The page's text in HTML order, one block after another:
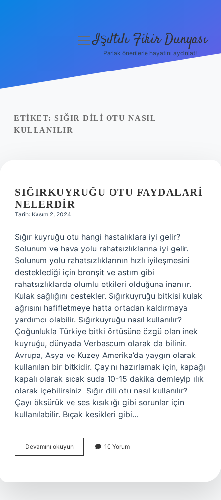
Yasal Uyarı
menüyüIşıltılı Fikir Dünyası
Parlak önerilerle hayatını aydınlat!
ETIKET: SIĞIR DILI OTU NASIL
KULLANILIR
SIĞIRKUYRUĞU OTU FAYDALARI
NELERDIR
Tarih: Kasım 2, 2024
Sığır kuyruğu otu hangi hastalıklara iyi gelir?
Solunum ve hava yolu rahatsızlıklarına iyi gelir.
Solunum yolu rahatsızlıklarının hızlı iyileşmesini
desteklediği için bronşit ve astım gibi
rahatsızlıklarda olumlu etkileri olduğuna inanılır.
Kulak sağlığını destekler. Sığırkuyruğu bitkisi kulak
ağrısını hafifletmeye hatta ortadan kaldırmaya
yardımcı olabilir. Sığırkuyruğu nasıl kullanılır?
Çoğunlukla Türkiye bitki örtüsüne özgü olan inek
kuyruğu, dünyada Verbascum olarak da bilinir.
Avrupa, Asya ve Kuzey Amerika’da yaygın olarak
kullanılan bir bitkidir. Çayını hazırlamak için, kapağı
kapalı olarak sıcak suda 10-15 dakika demleyip ılık
olarak içebilirsiniz. Sığır dili otu nasıl kullanılır?
Çayı öksürük ve ses kısıklığı gibi sorunlar için
kullanılabilir. Bıçak kesikleri gibi…
Devamını okuyun Sığırkuyruğu
Otu
10 Yorum